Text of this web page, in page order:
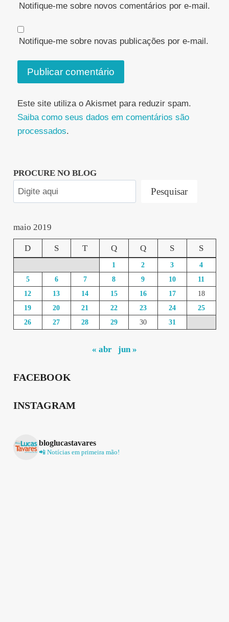
Notifique-me sobre novos comentários por e-mail.
Notifique-me sobre novas publicações por e-mail.
Este site utiliza o Akismet para reduzir spam.
Saiba como seus dados em comentários são
processados.
PROCURE NO BLOG
Pesquisar
maio 2019
D S T Q Q S S
1 2 3
4
5
6 7 8 9 10
11
12
13 14 15 16 17
18
19
20 21 22 23 24
25
26
27 28 29 30 31
« abr jun »
FACEBOOK
INSTAGRAM
bloglucastavares
📲 Notícias em primeira mão!